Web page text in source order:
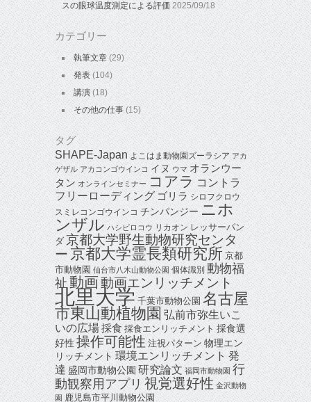
スの眼球温度測定による評価 2025/09/18
カテゴリー
執筆文章(29)
発表(104)
講演(18)
その他の仕事 (15)
タグ
SHAPE-Japan よこはま動物園ズーラシア アカ
ゲザル アカコンゴウインコ イヌ ウマ オランウー
タン オンラインセミナー コアラ コントラ
フリーローディング ゴリラ シロフクロウ
スミレコンゴウインコ チンパンジー ニホ
ンザル ハシビロコウ リカオン レッサーパン
ダ 京都大学野生動物研究センタ
ー京都大学霊長類研究所 京都
市動物園 仙台市八木山動物公園 個体識別 動物福
祉動画動画エンリッチメント
北里大学 千葉市動物公園 名古屋
市東山動植物園弘前市弥生いこ
いの広場採食 採食エンリッチメント 採食選
好性操作可能性 注視パターン 物理エン
リッチメント環境エンリッチメント発
達 盛岡市動物公園研究論文 福岡市動物園 行
動観察用アプリ視覚選好性 金沢動物
園 鹿児島市平川動物公園